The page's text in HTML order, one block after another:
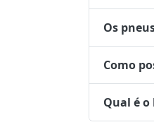
Os
Como
Qual é